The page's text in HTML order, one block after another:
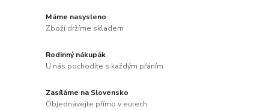
Máme nasysleno
Zboží držíme skladem
Rodinný nákupák
U nás pochodíte s každým přáním
Zasíláme na Slovensko
Objednávejte přímo v eurech